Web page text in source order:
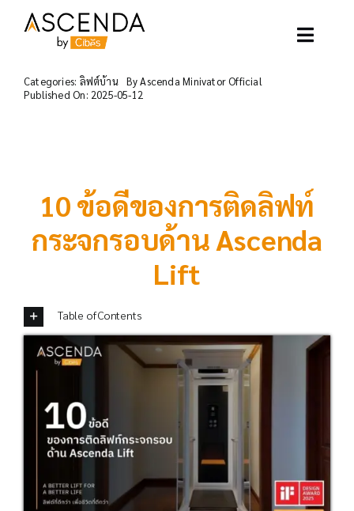
Toggle
อาเซนด้าลิฟท์
บทความ
เกี่ยวกับเรา
Categories: ลิฟต์บ้าน ByAscenda Minivator Official
Published On: 2025-05-12
10 ข้อดีของการติดลิฟท์
กระจกรอบด้าน Ascenda
Lift
Table of Contents